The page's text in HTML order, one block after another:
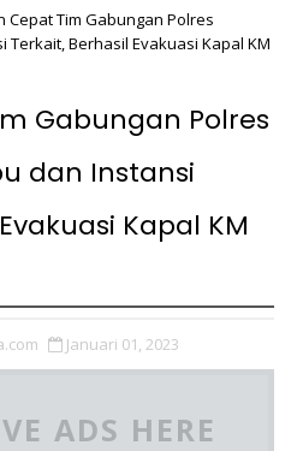
Cepat Tim Gabungan Polres
Berhasil Evakuasi Kapal KM
Gabungan Polres
dan Instansi
Kapal KM
Januari 01, 2023
ADS HERE